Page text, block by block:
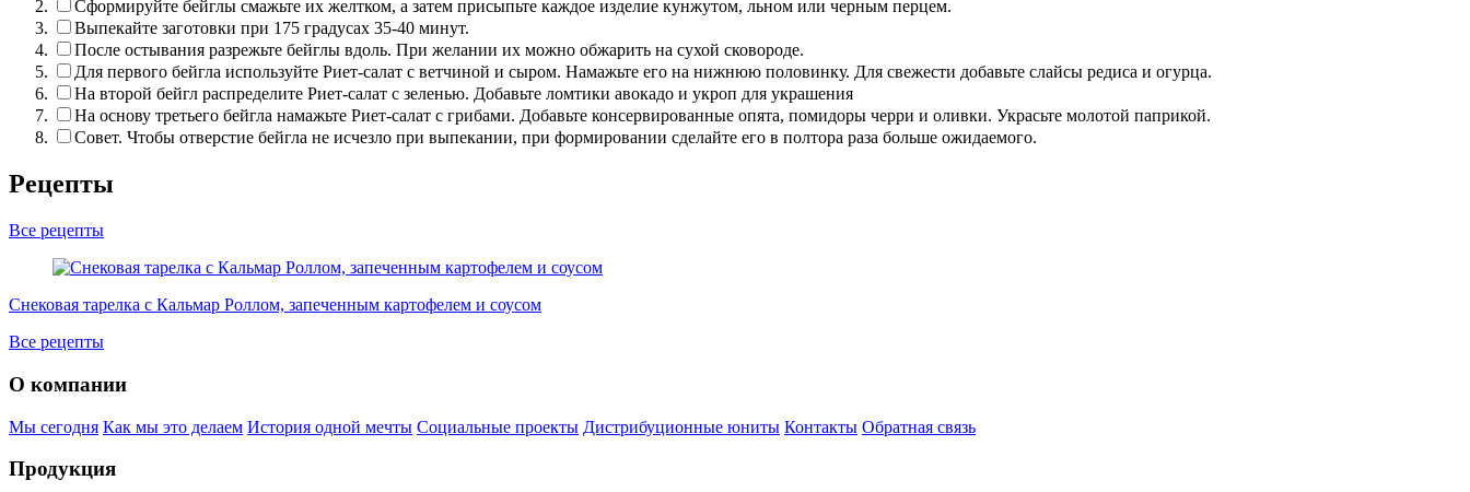
Сформируйте бейглы смажьте их желтком, а затем присыпьте каждое изделие кунжутом, льном или черным перцем.
Выпекайте заготовки при 175 градусах 35-40 минут.
После остывания разрежьте бейглы вдоль. При желании их можно обжарить на сухой сковороде.
Для первого бейгла используйте Риет-салат с ветчиной и сыром. Намажьте его на нижнюю половинку. Для свежести добавьте слайсы редиса и огурца.
На второй бейгл распределите Риет-салат с зеленью. Добавьте ломтики авокадо и укроп для украшения
На основу третьего бейгла намажьте Риет-салат с грибами. Добавьте консервированные опята, помидоры черри и оливки. Украсьте молотой паприкой.
Совет. Чтобы отверстие бейгла не исчезло при выпекании, при формировании сделайте его в полтора раза больше ожидаемого.
Рецепты
Все рецепты
Снековая тарелка с Кальмар Роллом, запеченным картофелем и соусом
Все рецепты
О компании
Мы сегодня Как мы это делаем История одной мечты Социальные проекты Дистрибуционные юниты Контакты Обратная связь
Продукция